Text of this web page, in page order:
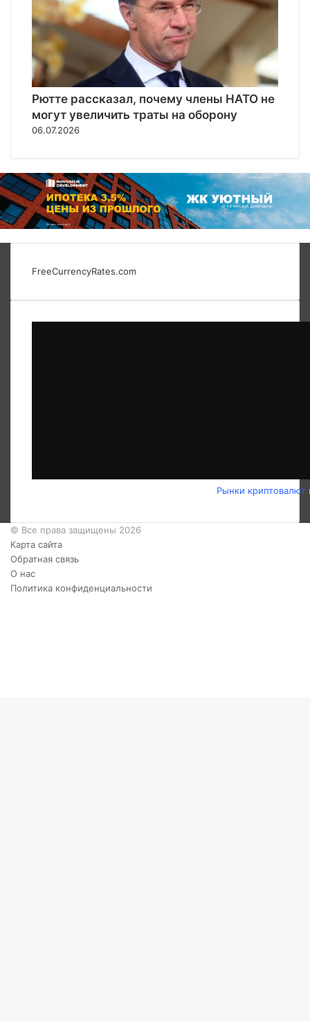
Рютте рассказал, почему члены НАТО не
могут увеличить траты на оборону
06.07.2026
FreeCurrencyRates.com
Рынки криптовалют
© Все права защищены 2026
Карта сайта
Обратная связь
О нас
Политика конфиденциальности